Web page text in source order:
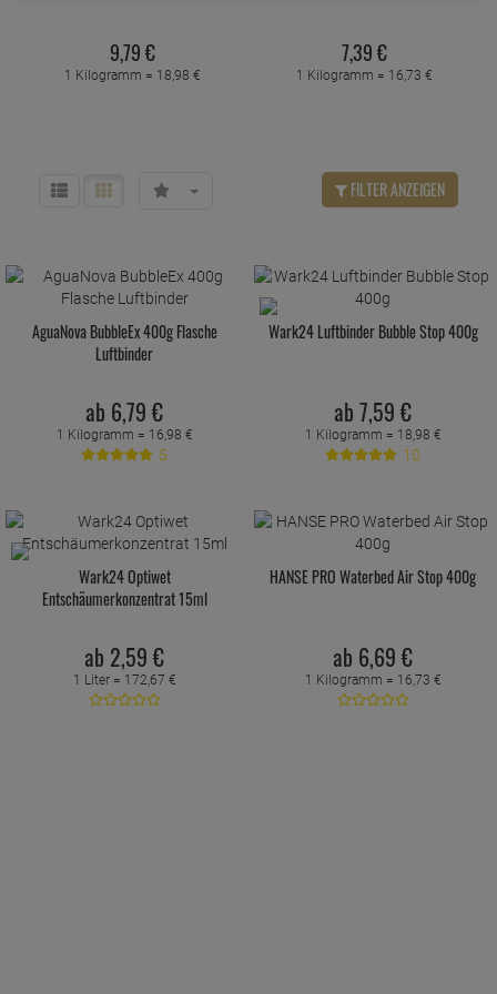
9,79€
1 Kilogramm = 18,98 €
7,39€
1 Kilogramm = 16,73 €
FILTER ANZEIGEN
AguaNova BubbleEx 400g Flasche
Luftbinder
ab 6,79 €
1 Kilogramm = 16,98 €
5
Wark24 Luftbinder Bubble Stop 400g
ab 7,59 €
1 Kilogramm = 18,98 €
10
Wark24 Optiwet
Entschäumerkonzentrat 15ml
ab 2,59 €
1 Liter = 172,67 €
HANSE PRO Waterbed Air Stop 400g
ab 6,69 €
1 Kilogramm = 16,73 €